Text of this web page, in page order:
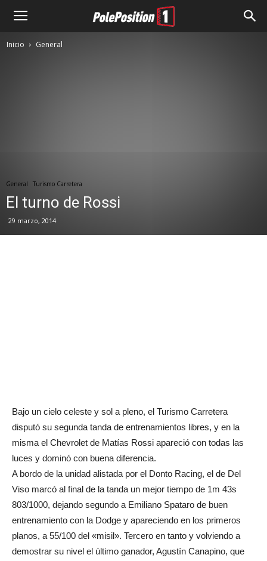
Inicio General
General Turismo Carretera
El turno de Rossi
29 marzo, 2014
Bajo un cielo celeste y sol a pleno, el Turismo Carretera
disputó su segunda tanda de entrenamientos libres, y en la
misma el Chevrolet de Matías Rossi apareció con todas las
luces y dominó con buena diferencia.
A bordo de la unidad alistada por el Donto Racing, el de Del
Viso marcó al final de la tanda un mejor tiempo de 1m 43s
803/1000, dejando segundo a Emiliano Spataro de buen
entrenamiento con la Dodge y apareciendo en los primeros
planos, a 55/100 del «misil». Tercero en tanto y volviendo a
demostrar su nivel el último ganador, Agustín Canapino, que